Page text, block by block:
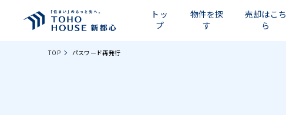
トッ
プ
物件を探
す
売却はこち
ら
TOP パスワード再発行